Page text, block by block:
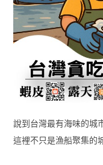
說到台灣最有海味的城
這裡不只是漁船聚集的